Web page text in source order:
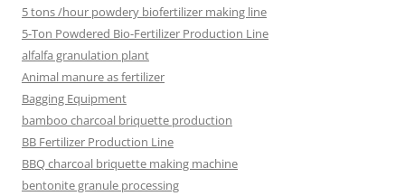
5 tons /hour powdery biofertilizer making line
5-Ton Powdered Bio-Fertilizer Production Line
alfalfa granulation plant
Animal manure as fertilizer
Bagging Equipment
bamboo charcoal briquette production
BB Fertilizer Production Line
BBQ charcoal briquette making machine
bentonite granule processing